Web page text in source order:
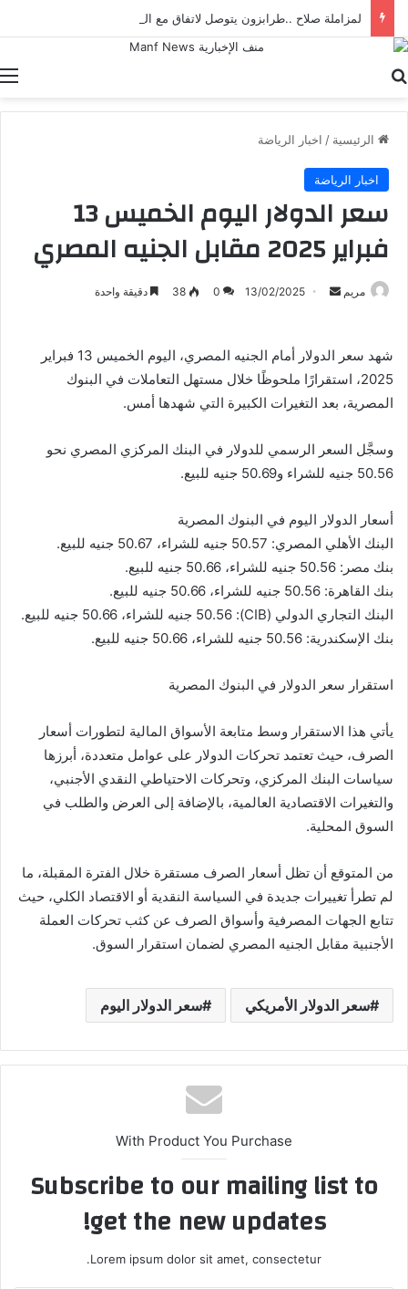
لمزاملة صلاح ..طرابزون يتوصل لاتفاق مع الهلال لضم نونيز
الرئيسية / اخبار الرياضة
اخبار الرياضة
سعر الدولار اليوم الخميس 13
فبراير 2025 مقابل الجنيه المصري
مريم
أرسل 13/02/2025
0
38 دقيقة واحدة
شهد سعر الدولار أمام الجنيه المصري، اليوم الخميس 13 فبراير
2025، استقرارًا ملحوظًا خلال مستهل التعاملات في البنوك
المصرية، بعد التغيرات الكبيرة التي شهدها أمس.
وسجَّل السعر الرسمي للدولار في البنك المركزي المصري نحو
50.56 جنيه للشراء و50.69 جنيه للبيع.
أسعار الدولار اليوم في البنوك المصرية
البنك الأهلي المصري: 50.57 جنيه للشراء، 50.67 جنيه للبيع.
بنك مصر: 50.56 جنيه للشراء، 50.66 جنيه للبيع.
بنك القاهرة: 50.56 جنيه للشراء، 50.66 جنيه للبيع.
البنك التجاري الدولي (CIB): 50.56 جنيه للشراء، 50.66 جنيه للبيع.
بنك الإسكندرية: 50.56 جنيه للشراء، 50.66 جنيه للبيع.
استقرار سعر الدولار في البنوك المصرية
يأتي هذا الاستقرار وسط متابعة الأسواق المالية لتطورات أسعار
الصرف، حيث تعتمد تحركات الدولار على عوامل متعددة، أبرزها
سياسات البنك المركزي، وتحركات الاحتياطي النقدي الأجنبي،
والتغيرات الاقتصادية العالمية، بالإضافة إلى العرض والطلب في
السوق المحلية.
من المتوقع أن تظل أسعار الصرف مستقرة خلال الفترة المقبلة، ما
لم تطرأ تغييرات جديدة في السياسة النقدية أو الاقتصاد الكلي، حيث
تتابع الجهات المصرفية وأسواق الصرف عن كثب تحركات العملة
الأجنبية مقابل الجنيه المصري لضمان استقرار السوق.
سعر الدولار الأمريكي سعر الدولار اليوم
With Product You Purchase
Subscribe to our mailing list to
get the new updates!
Lorem ipsum dolor sit amet, consectetur.